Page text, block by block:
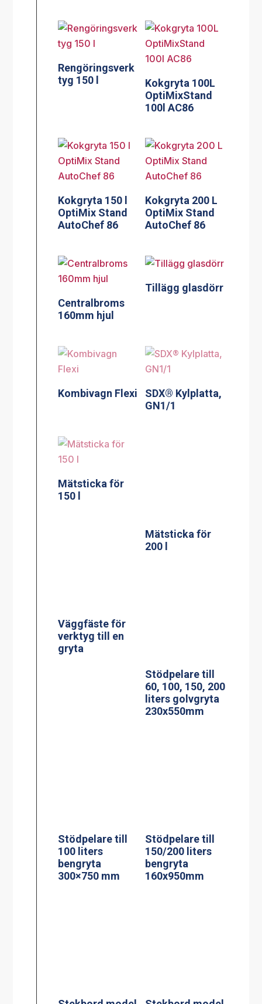
Rengöringsverk
tyg 150 l
Kokgryta 100L
OptiMixStand
100l AC86
Kokgryta 150 l
OptiMix Stand
AutoChef 86
Kokgryta 200 L
OptiMix Stand
AutoChef 86
Centralbroms
160mm hjul
Tillägg glasdörr
Kombivagn Flexi
SDX® Kylplatta,
GN1/1
Mätsticka för
150 l
Stekbord model
Stekbord model
Stekbord model